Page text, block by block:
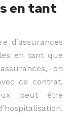
en tant
d’assurances
en tant que
on
ce contrat,
peut être